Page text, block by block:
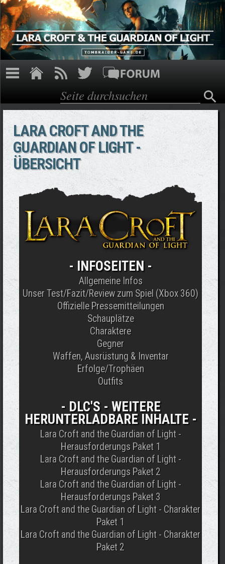
Direkt zum Inhalt
Suchformular
Suche
LARA CROFT AND THE
GUARDIAN OF LIGHT -
ÜBERSICHT
- INFOSEITEN -
Allgemeine Infos
Unser Test/Fazit/Review zum Spiel (Xbox 360)
Offizielle Pressemitteilungen
Schauplätze
Charaktere
Gegner
Waffen, Ausrüstung & Inventar
Erfolge/Trophäen
Outfits
- DLC'S - WEITERE
HERUNTERLADBARE INHALTE-
Lara Croft and the Guardian of Light -
Herausforderungs Paket 1
Lara Croft and the Guardian of Light -
Herausforderungs Paket 2
Lara Croft and the Guardian of Light -
Herausforderungs Paket 3
Lara Croft and the Guardian of Light - Charakter
Paket 1
Lara Croft and the Guardian of Light - Charakter
Paket 2